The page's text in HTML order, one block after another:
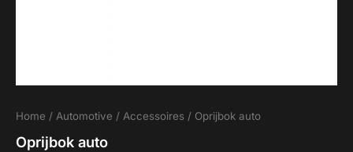
Home / Automotive / Accessoires / Oprijbok auto
Oprijbok auto